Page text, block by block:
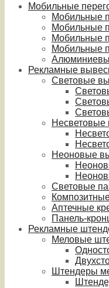
Мобильные
Мобильные
Мобильные
Мобильные
Мобильные
Рекламные
Световые
Несветовые
Неоновые
Световые
Аптечные
Панель-
Рекламные
Меловые
Штендеры